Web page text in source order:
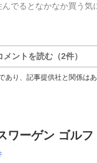
でるとなかなか買う気
メントを読む（2件）
り、記事提供社と関係はあ
ワーゲン ゴルフ